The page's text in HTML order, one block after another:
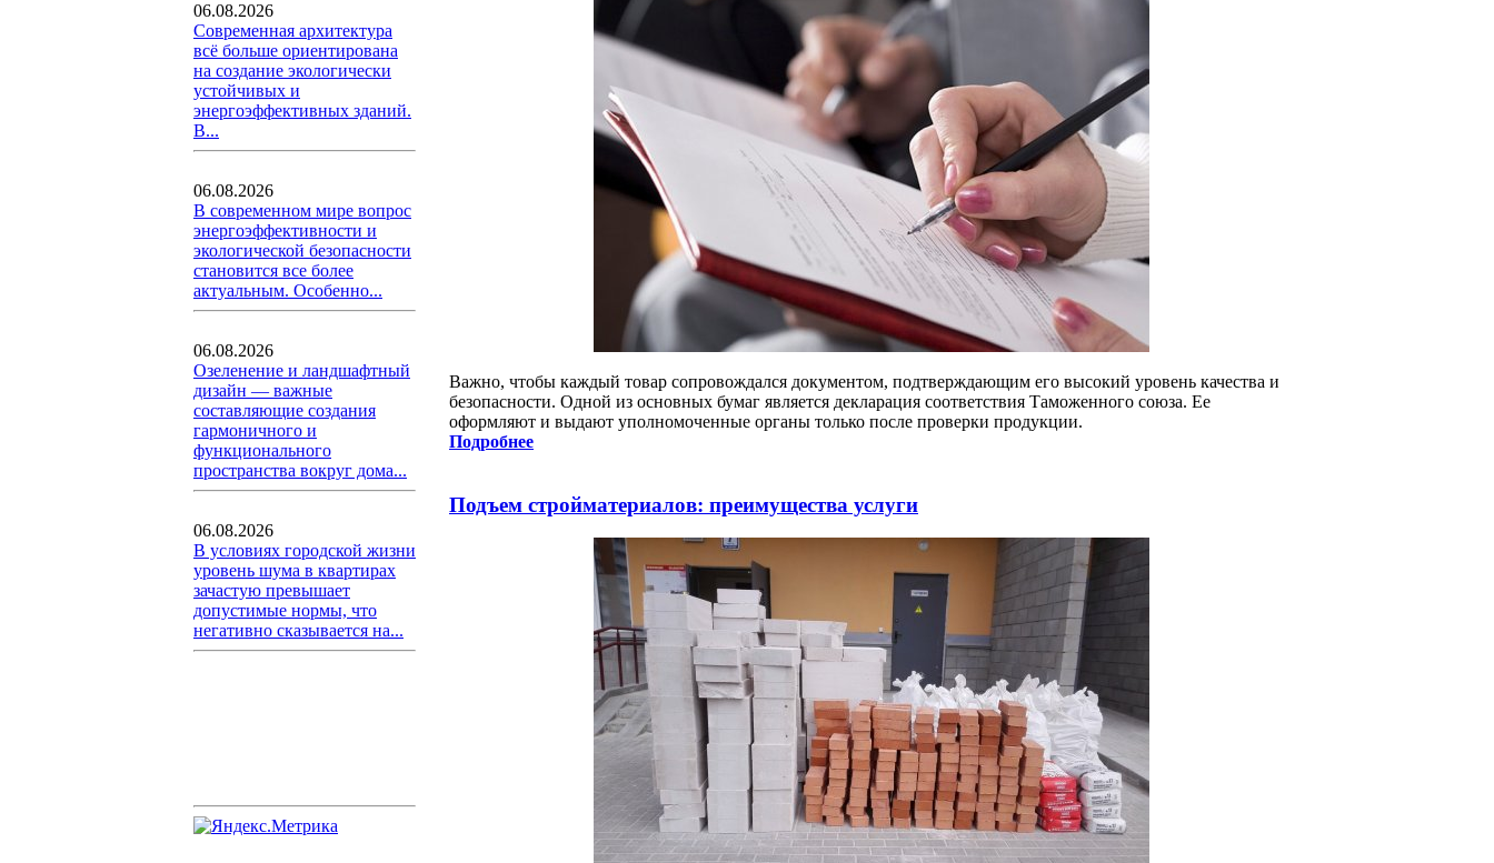
06.08.2026
Современная архитектура
всё больше ориентирована
на создание экологически
устойчивых и
энергоэффективных зданий.
В...
06.08.2026
В современном мире вопрос
энергоэффективности и
экологической безопасности
становится все более
актуальным. Особенно...
06.08.2026
Озеленение и ландшафтный
дизайн — важные
составляющие создания
гармоничного и
функционального
пространства вокруг дома...
06.08.2026
В условиях городской жизни
уровень шума в квартирах
зачастую превышает
допустимые нормы, что
негативно сказывается на...
Важно, чтобы каждый товар сопровождался документом, подтверждающим его высокий уровень качества и
безопасности. Одной из основных бумаг является декларация соответствия Таможенного союза. Ее
оформляют и выдают уполномоченные органы только после проверки продукции.
Подробнее
Подъем стройматериалов: преимущества услуги